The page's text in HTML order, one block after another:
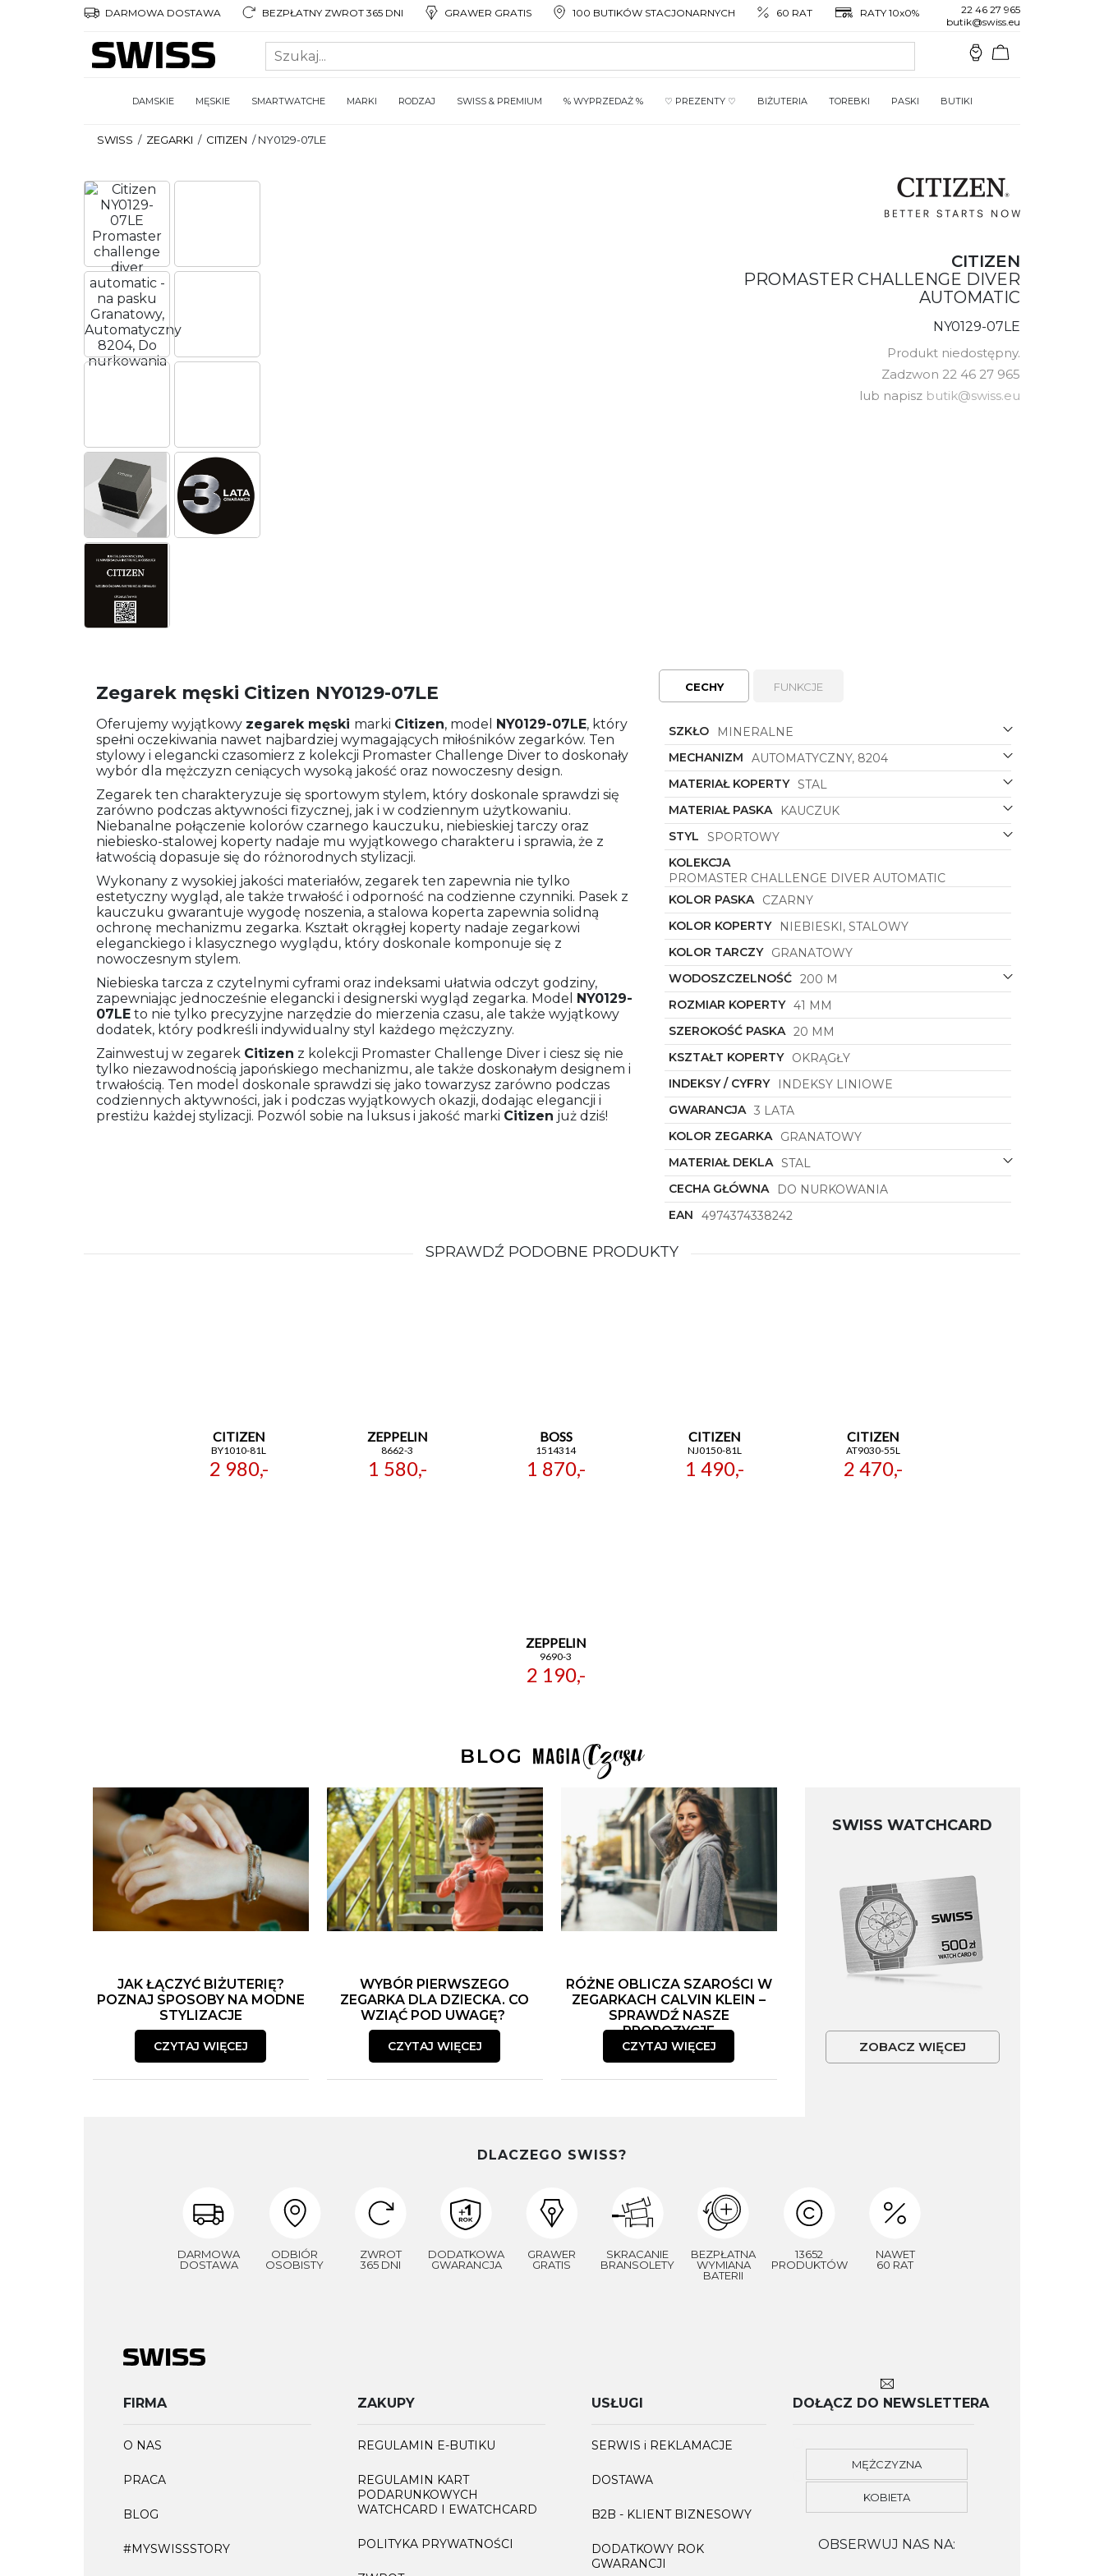
DARMOWA DOSTAWA BEZPŁATNY ZWROT 365 DNI GRAWER GRATIS 100 BUTIKÓW STACJONARNYCH 60 RAT RATY 10x0%
22 46 27 965
butik@swiss.eu
DAMSKIE MĘSKIE SMARTWATCHE MARKI RODZAJ SWISS & PREMIUM % WYPRZEDAŻ % ♡ PREZENTY ♡ BIŻUTERIA TOREBKI PASKI BUTIKI
SWISS / ZEGARKI / CITIZEN /NY0129-07LE
CITIZEN
PROMASTER CHALLENGE DIVER
AUTOMATIC
NY0129-07LE
Produkt niedostępny.
Zadzwon 22 46 27 965
lub napisz butik@swiss.eu
Zegarek męski Citizen NY0129-07LE
Oferujemy wyjątkowy zegarek męski marki Citizen, model NY0129-07LE, który
spełni oczekiwania nawet najbardziej wymagających miłośników zegarków. Ten
stylowy i elegancki czasomierz z kolekcji Promaster Challenge Diver to doskonały
wybór dla mężczyzn ceniących wysoką jakość oraz nowoczesny design.
Zegarek ten charakteryzuje się sportowym stylem, który doskonale sprawdzi się
zarówno podczas aktywności fizycznej, jak i w codziennym użytkowaniu.
Niebanalne połączenie kolorów czarnego kauczuku, niebieskiej tarczy oraz
niebiesko-stalowej koperty nadaje mu wyjątkowego charakteru i sprawia, że z
łatwością dopasuje się do różnorodnych stylizacji.
Wykonany z wysokiej jakości materiałów, zegarek ten zapewnia nie tylko
estetyczny wygląd, ale także trwałość i odporność na codzienne czynniki. Pasek z
kauczuku gwarantuje wygodę noszenia, a stalowa koperta zapewnia solidną
ochronę mechanizmu zegarka. Kształt okrągłej koperty nadaje zegarkowi
eleganckiego i klasycznego wyglądu, który doskonale komponuje się z
nowoczesnym stylem.
Niebieska tarcza z czytelnymi cyframi oraz indeksami ułatwia odczyt godziny,
zapewniając jednocześnie elegancki i designerski wygląd zegarka. Model NY0129-
07LE to nie tylko precyzyjne narzędzie do mierzenia czasu, ale także wyjątkowy
dodatek, który podkreśli indywidualny styl każdego mężczyzny.
Zainwestuj w zegarek Citizen z kolekcji Promaster Challenge Diver i ciesz się nie
tylko niezawodnością japońskiego mechanizmu, ale także doskonałym designem i
trwałością. Ten model doskonale sprawdzi się jako towarzysz zarówno podczas
codziennych aktywności, jak i podczas wyjątkowych okazji, dodając elegancji i
prestiżu każdej stylizacji. Pozwól sobie na luksus i jakość marki Citizen już dziś!
CECHY FUNKCJE
SZKŁO
MINERALNE
MECHANIZM
AUTOMATYCZNY, 8204
MATERIAŁ KOPERTY STAL
MATERIAŁ PASKA
KAUCZUK
STYL
SPORTOWY
KOLEKCJA
PROMASTER CHALLENGE DIVER AUTOMATIC
KOLOR PASKA
CZARNY
KOLOR KOPERTY
NIEBIESKI, STALOWY
KOLOR TARCZY
GRANATOWY
WODOSZCZELNOŚĆ 200 M
ROZMIAR KOPERTY 41 MM
SZEROKOŚĆ PASKA 20 MM
KSZTAŁT KOPERTY
OKRĄGŁY
INDEKSY / CYFRY
INDEKSY LINIOWE
GWARANCJA 3 LATA
KOLOR ZEGARKA
GRANATOWY
MATERIAŁ DEKLA STAL
CECHA GŁÓWNA
DO NURKOWANIA
EAN
4974374338242
SPRAWDŹ PODOBNE PRODUKTY
CITIZEN
BY1010-81L
2 980,-
ZEPPELIN
8662-3
1 580,-
BOSS
1514314
1 870,-
CITIZEN
NJ0150-81L
1 490,-
CITIZEN
AT9030-55L
2 470,-
ZEPPELIN
9690-3
2 190,-
JAK ŁĄCZYĆ BIŻUTERIĘ?
POZNAJ SPOSOBY NA MODNE
STYLIZACJE
CZYTAJ WIĘCEJ
WYBÓR PIERWSZEGO
ZEGARKA DLA DZIECKA. CO
WZIĄĆ POD UWAGĘ?
CZYTAJ WIĘCEJ
RÓŻNE OBLICZA SZAROŚCI W
ZEGARKACH CALVIN KLEIN –
SPRAWDŹ NASZE
PROPOZYCJE
CZYTAJ WIĘCEJ
SWISS WATCHCARD
ZOBACZ WIĘCEJ
DLACZEGO SWISS?
DARMOWA
DOSTAWA
ODBIÓR
OSOBISTY
ZWROT
365 DNI
DODATKOWA
GWARANCJA
GRAWER
GRATIS
SKRACANIE
BRANSOLETY
BEZPŁATNA
WYMIANA
BATERII
13652
PRODUKTÓW
NAWET
60 RAT
FIRMA
O NAS
PRACA
BLOG
#MYSWISSSTORY
ZAKUPY
REGULAMIN E-BUTIKU
REGULAMIN KART
PODARUNKOWYCH
WATCHCARD I EWATCHCARD
POLITYKA PRYWATNOŚCI
USŁUGI
SERWIS i REKLAMACJE
DOSTAWA
B2B - KLIENT BIZNESOWY
DODATKOWY ROK
GWARANCJI
DOŁĄCZ DO NEWSLETTERA
MĘŻCZYZNA
KOBIETA
OBSERWUJ NAS NA: